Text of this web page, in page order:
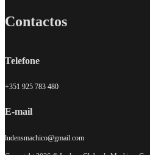
Contactos
Telefone
+351 925 783 480
E-mail
ludensmachico@gmail.com